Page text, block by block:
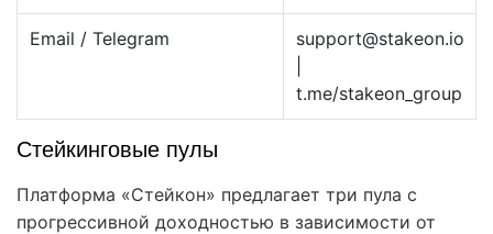
Email / Telegram
support@stakeon.io
t.me/stakeon_group
Стейкинговые пулы
Платформа «Стейкон» предлагает три пула с
прогрессивной доходностью в зависимости от